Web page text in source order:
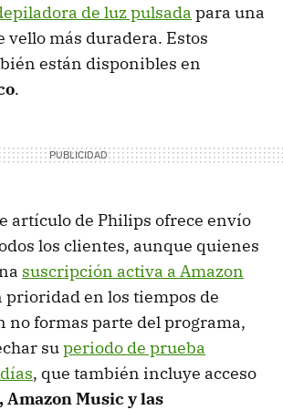
de luz pulsada para una
más duradera. Estos
están disponibles en
.
artículo de Philips ofrece envío
los clientes, aunque quienes
suscripción activa a Amazon
prioridad en los tiempos de
no formas parte del programa,
superiodo de prueba
, que también incluye acceso
Amazon Music y las